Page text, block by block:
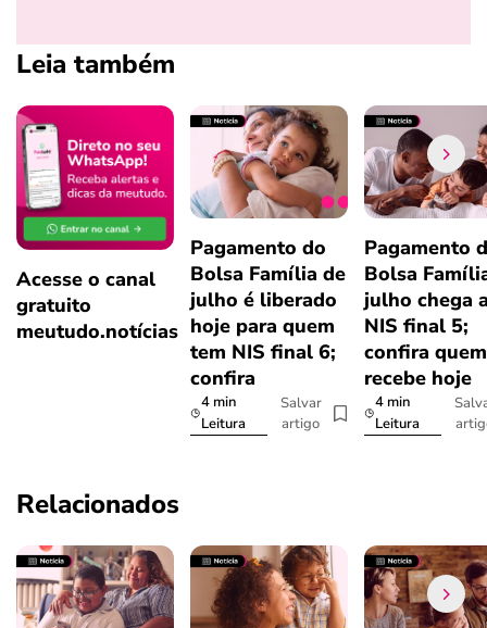
Leia também
Acesse o canal
gratuito
meutudo.notícias
Pagamento do
Bolsa Família de
julho é liberado
hoje para quem
tem NIS final 6;
confira
4 min
Leitura
Salvar
artigo
Pagamento
Bolsa
julho chega
NIS final 5;
confira quem
recebe hoje
4 min
Leitura
Relacionados